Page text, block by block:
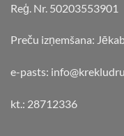
Reģ. Nr. 50203553901
Preču izņemšana:
e-pasts:
kt.: 28712336